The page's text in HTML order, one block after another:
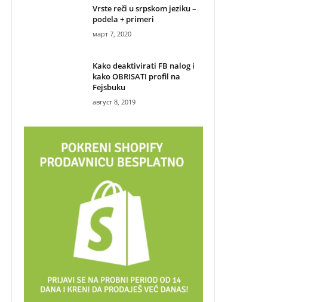
Vrste reči u srpskom jeziku –
podela + primeri
март 7, 2020
Kako deaktivirati FB nalog i
kako OBRISATI profil na
Fejsbuku
август 8, 2019